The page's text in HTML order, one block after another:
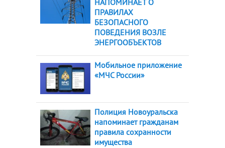
НАПОМИНАЕТ О
ПРАВИЛАХ
БЕЗОПАСНОГО
ПОВЕДЕНИЯ ВОЗЛЕ
ЭНЕРГООБЪЕКТОВ
Мобильное приложение
«МЧС России»
Полиция Новоуральска
напоминает гражданам
правила сохранности
имущества